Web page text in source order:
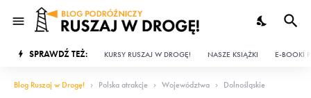
SPRAWDŹ TEŻ: KURSY RUSZAJ W DROGĘ! NASZE KSIĄŻKI E-BOOKI
Blog Ruszaj w Drogę! Polska atrakcje Województwa Dolnośląskie